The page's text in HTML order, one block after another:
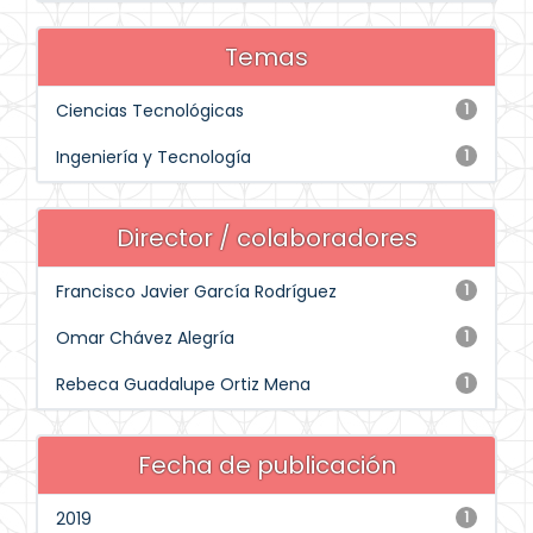
Temas
1
Ciencias Tecnológicas
1
Ingeniería y Tecnología
Director / colaboradores
1
Francisco Javier García Rodríguez
1
Omar Chávez Alegría
1
Rebeca Guadalupe Ortiz Mena
Fecha de publicación
1
2019